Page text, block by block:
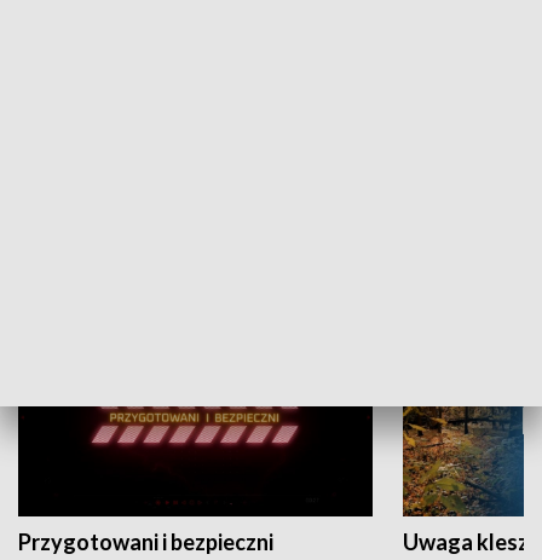
Przygotowani i bezpieczni Uwaga